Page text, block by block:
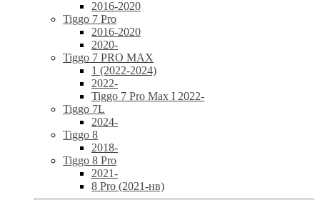
2016-2020
Tiggo 7 Pro
2016-2020
2020-
Tiggo 7 PRO MAX
1 (2022-2024)
2022-
Tiggo 7 Pro Max I 2022-
Tiggo 7L
2024-
Tiggo 8
2018-
Tiggo 8 Pro
2021-
8 Pro (2021-нв)